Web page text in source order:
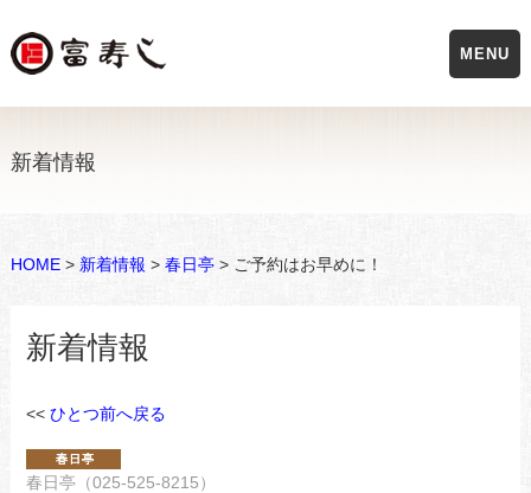
新着情報
HOME> 新着情報 > 春日亭> ご予約はお早めに！
新着情報
<< ひとつ前へ戻る
春日亭（025-525-8215）
MENU